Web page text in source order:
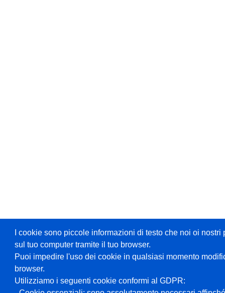
I cookie sono piccole informazioni di testo che noi oi
sul tuo computer tramite il tuo browser.
Puoi impedire l'uso dei cookie in qualsiasi momento
browser.
Utilizziamo i seguenti cookie conformi al GDPR: